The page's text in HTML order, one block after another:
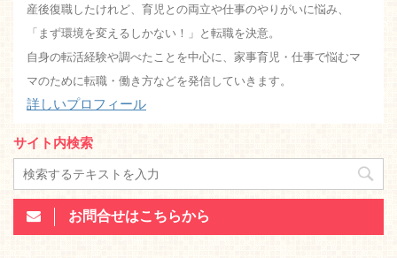
産後復職したけれど、育児との両立や仕事のやりがいに悩み、
「まず環境を変えるしかない！」と転職を決意。
自身の転活経験や調べたことを中心に、家事育児・仕事で悩むマ
マのために転職・働き方などを発信していきます。
詳しいプロフィール
サイト内検索
お問合せはこちらから